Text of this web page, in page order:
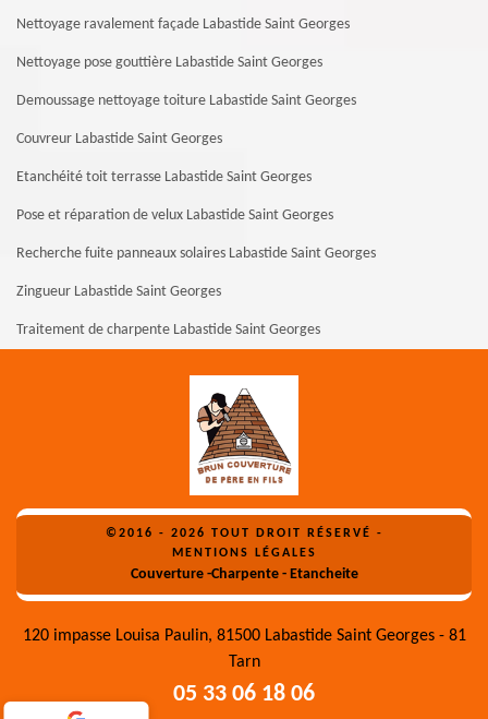
Nettoyage ravalement façade Labastide Saint Georges
Nettoyage pose gouttière Labastide Saint Georges
Demoussage nettoyage toiture Labastide Saint Georges
Couvreur Labastide Saint Georges
Etanchéité toit terrasse Labastide Saint Georges
Pose et réparation de velux Labastide Saint Georges
Recherche fuite panneaux solaires Labastide Saint Georges
Zingueur Labastide Saint Georges
Traitement de charpente Labastide Saint Georges
©2016 - 2026 TOUT DROIT RÉSERVÉ -
MENTIONS LÉGALES
Couverture -Charpente - Etancheite
120 impasse Louisa Paulin, 81500 Labastide Saint Georges - 81
Tarn
05 33 06 18 06